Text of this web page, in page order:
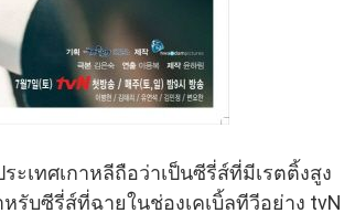
เทศเกาหลีถือว่าเป็นซีรี่ส์ที่มีเรตติ้งสูง
หรับซีรี่ส์ที่ฉายในช่องเคเบิ้ลทีวีอย่าง tvN